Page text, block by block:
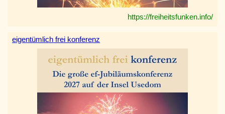
https://freiheitsfunken.info/
eigentümlich frei konferenz